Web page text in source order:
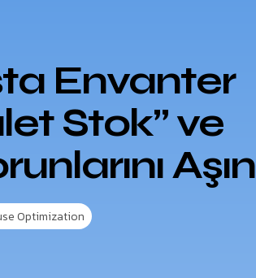
Envanter
Stok” ve
Aşın
Optimization